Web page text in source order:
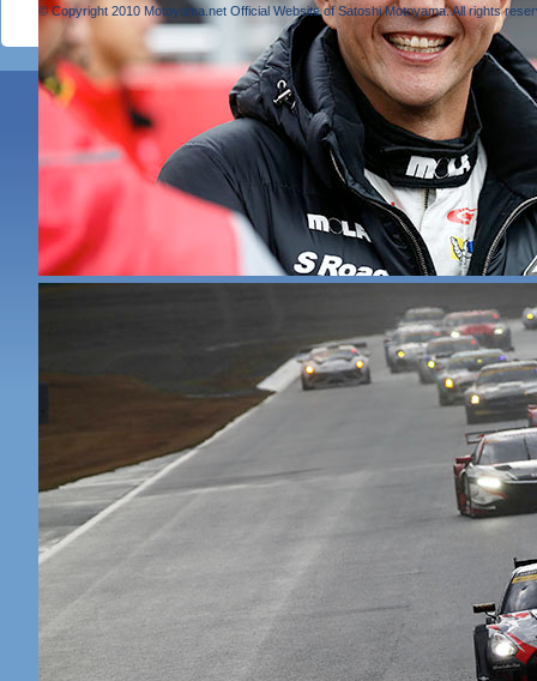
© Copyright 2010 Motoyama.net Official Website of Satoshi Motoyama. All rights